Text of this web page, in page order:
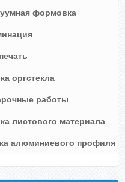
формовка
оргстекла
работы
листового материала
алюминиевого профиля